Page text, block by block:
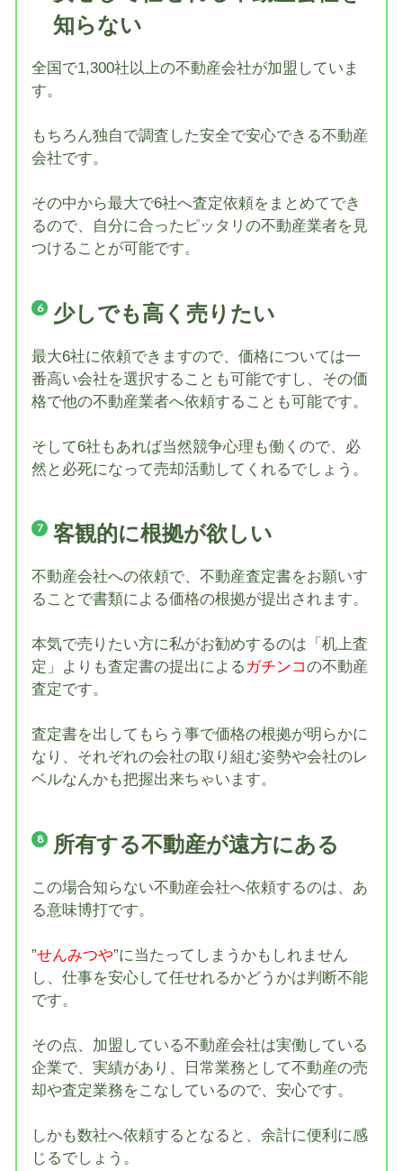
知らない
全国で1,300社以上の不動産会社が加盟していま
す。
もちろん独自で調査した安全で安心できる不動産
会社です。
その中から最大で6社へ査定依頼をまとめてでき
るので、自分に合ったピッタリの不動産業者を見
つけることが可能です。
少しでも高く売りたい
最大6社に依頼できますので、価格については一
番高い会社を選択することも可能ですし、その価
格で他の不動産業者へ依頼することも可能です。
そして6社もあれば当然競争心理も働くので、必
然と必死になって売却活動してくれるでしょう。
客観的に根拠が欲しい
不動産会社への依頼で、不動産査定書をお願いす
ることで書類による価格の根拠が提出されます。
本気で売りたい方に私がお勧めするのは「机上査
定」よりも査定書の提出による ガチンコの不動産
査定です。
査定書を出してもらう事で価格の根拠が明らかに
なり、それぞれの会社の取り組む姿勢や会社のレ
ベルなんかも把握出来ちゃいます。
所有する不動産が遠方にある
この場合知らない不動産会社へ依頼するのは、あ
る意味博打です。
”せんみつや”に当たってしまうかもしれません
し、仕事を安心して任せれるかどうかは判断不能
です。
その点、加盟している不動産会社は実働している
企業で、実績があり、日常業務として不動産の売
却や査定業務をこなしているので、安心です。
しかも数社へ依頼するとなると、余計に便利に感
じるでしょう。